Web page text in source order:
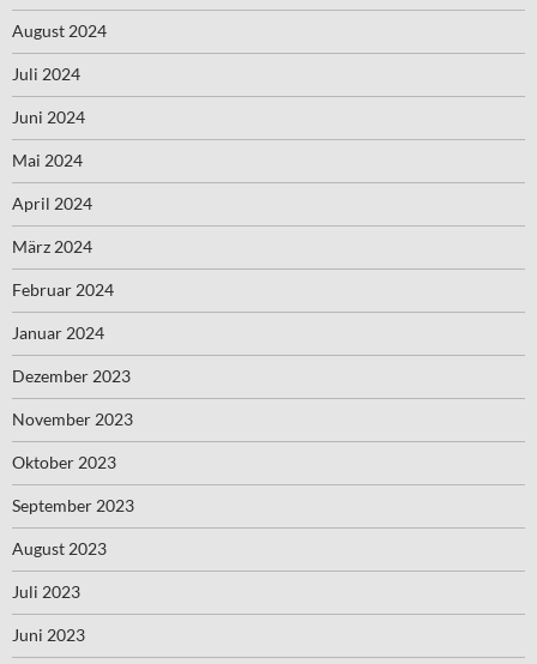
August 2024
Juli 2024
Juni 2024
Mai 2024
April 2024
März 2024
Februar 2024
Januar 2024
Dezember 2023
November 2023
Oktober 2023
September 2023
August 2023
Juli 2023
Juni 2023